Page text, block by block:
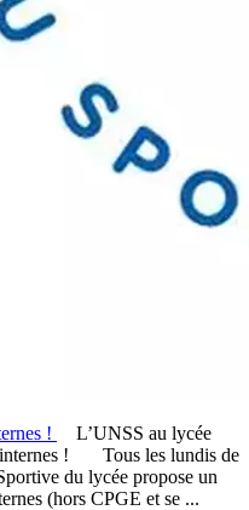
!
L’UNSS au lycée
internes ! Tous les lundis de
du lycée propose un
(hors CPGE et se ...